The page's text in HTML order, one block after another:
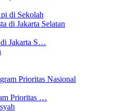
di Sekolah
di Jakarta S…
Prioritas …